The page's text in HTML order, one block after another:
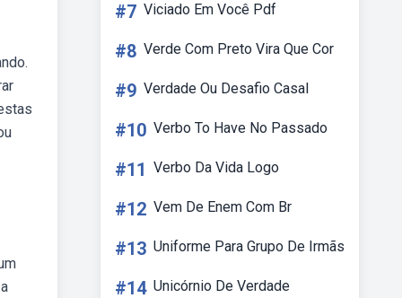
#7 Viciado Em Você Pdf
#8 Verde Com Preto Vira Que Cor
#9 Verdade Ou Desafio Casal
#10 Verbo To Have No Passado
#11 Verbo Da Vida Logo
#12 Vem De Enem Com Br
#13 Uniforme Para Grupo De Irmãs
#14 Unicórnio De Verdade